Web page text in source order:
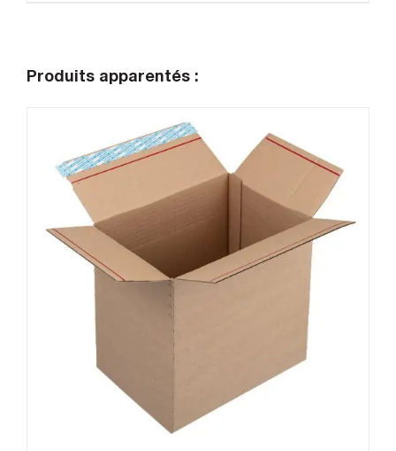
Produits apparentés :